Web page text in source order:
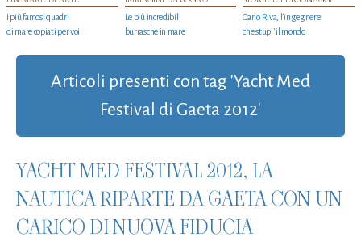
I più famosi quadri
di mare copiati per voi
Le più incredibili
burrasche in mare
Carlo Riva, l’ingegnere
che stupi' il mondo
Articoli presenti con tag 'Yacht Med
Festival di Gaeta 2012'
YACHT MED FESTIVAL 2012, LA
NAUTICA RIPARTE DA GAETA CON UN
CARICO DI NUOVA FIDUCIA